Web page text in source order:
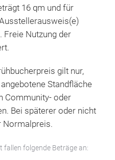
16 qm und für
Freie Nutzung der
gilt nur,
Standfläche
Community- oder
Bei späterer oder nicht
Normalpreis.
fallen folgende Beträge an: